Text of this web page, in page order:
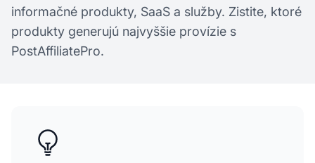
informačné produkty, SaaS a služby. Zistite, ktoré
produkty generujú najvyššie provízie s
PostAffiliatePro.